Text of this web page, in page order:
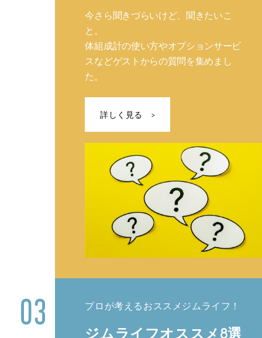
今さら聞きづらいけど、聞きたいこ
と。
体組成計の使い方やオプションサービ
スなどゲストからの質問を集めまし
た。
詳しく見る
プロが考えるおススメジムライフ！
ジムライフオススメ8選